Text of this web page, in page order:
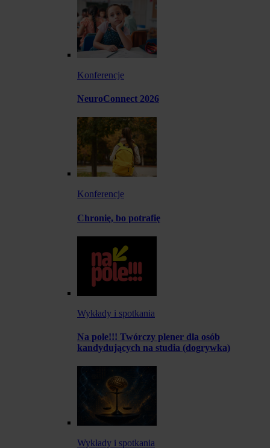
Konferencje
NeuroConnect 2026
Konferencje
Chronię, bo potrafię
Wykłady i spotkania
Na pole!!! Twórczy plener dla osób
kandydujących na studia (dogrywka)
Wykłady i spotkania